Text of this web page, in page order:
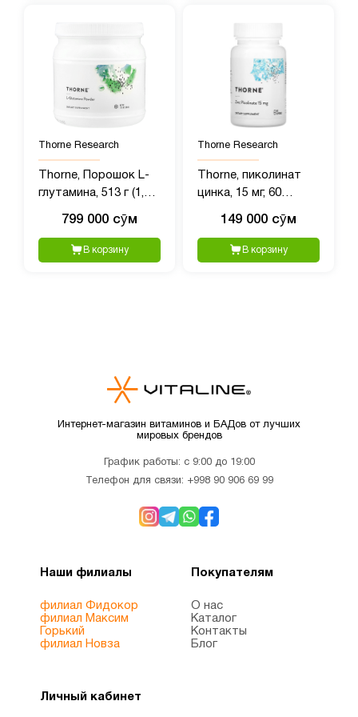
Thorne Research
Thorne, Порошок L-
глутамина, 513 г (1,1
799 000 сӯм
В корзину
Thorne Research
Thorne, пиколинат
цинка, 15 мг, 60
149 000 сӯм
В корзину
Интернет-магазин витаминов и БАДов от лучших
мировых брендов
График работы: с 9:00 до 19:00
Телефон для связи: +998 90 906 69 99
Наши филиалы
филиал Фидокор
филиал Максим
Горький
филиал Новза
Покупателям
О нас
Каталог
Контакты
Блог
Личный кабинет